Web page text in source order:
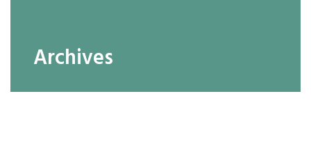
Archives